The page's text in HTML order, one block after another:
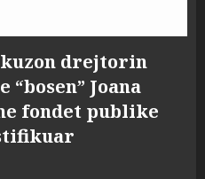
drejtorin
Joana
fondet publike